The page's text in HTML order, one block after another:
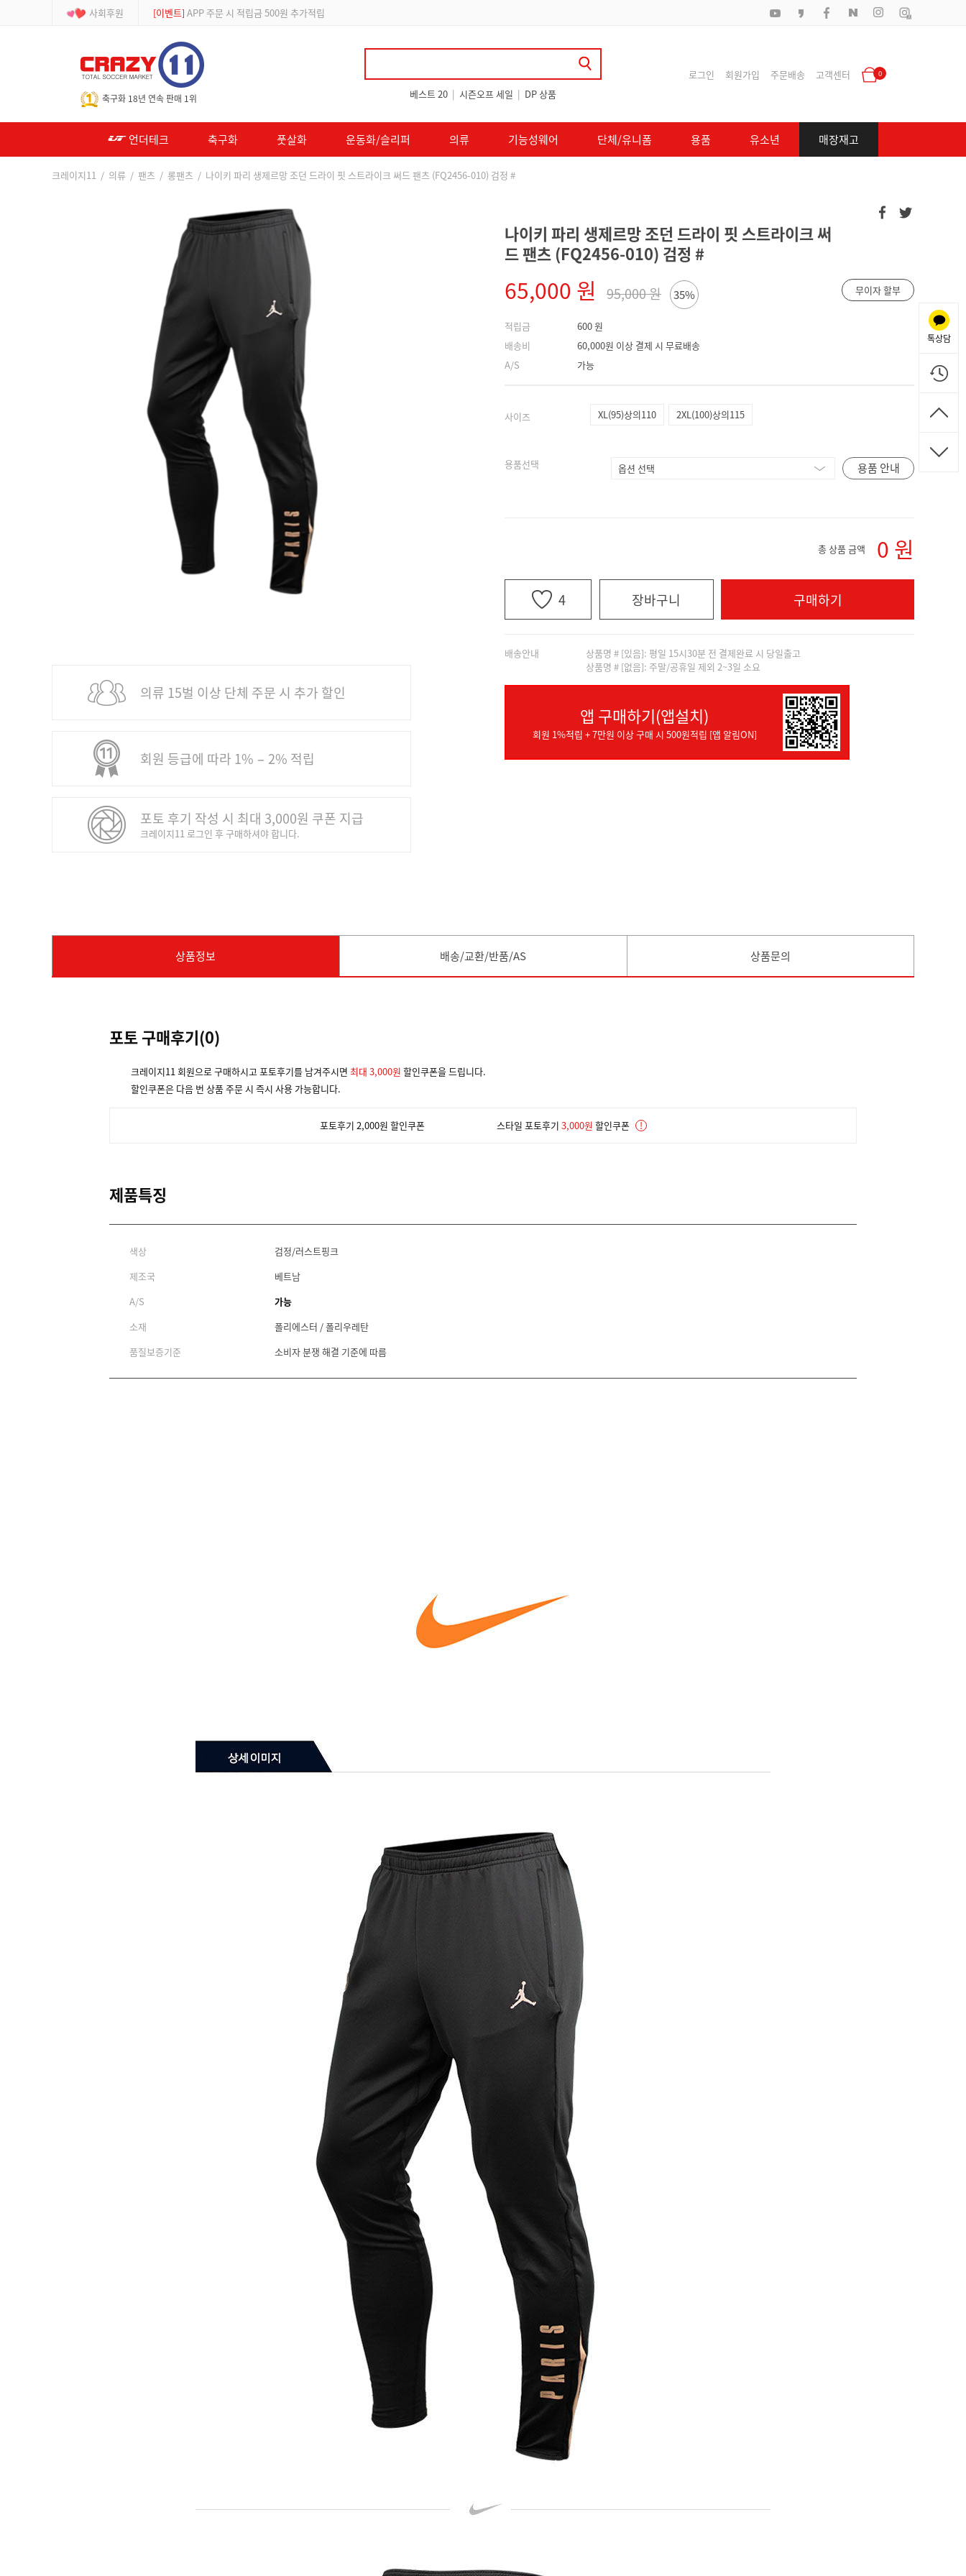
사회후원 [등급제] 회원가입 시 최대 2% 적립 및 할인 쿠폰 지급
축구화 18년 연속 판매 1위 베스트 20 | 시즌오프 세일 | DP 상품
로그인 회원가입 주문배송 고객센터 0
언더테크 축구화 풋살화 운동화/슬리퍼 의류 기능성웨어 단체/유니폼 용품 유소년 매장재고
크레이지11 / 의류 / 팬츠 / 롱팬츠 / 나이키 파리 생제르망 조던 드라이 핏 스트라이크 써드 팬츠 (FQ2456-010) 검정 #
의류 15벌 이상 단체 주문 시 추가 할인
회원 등급에 따라 1% − 2% 적립
포토 후기 작성 시 최대 3,000원 쿠폰 지급
크레이지11 로그인 후 구매하셔야 합니다.
나이키 파리 생제르망 조던 드라이 핏 스트라이크 써
드 팬츠 (FQ2456-010) 검정 #
65,000 원 95,000 원 35% 무이자 할부
적립금
배송비
A/S
600 원
60,000원 이상 결제 시 무료배송
가능
사이즈 XL(95)상의110 2XL(100)상의115
용품선택 용품 안내
총 상품 금액 0 원
4 장바구니 구매하기
배송안내
상품명 # [있음]: 평일 15시30분 전 결제완료 시 당일출고
상품명 # [없음]: 주말/공휴일 제외 2~3일 소요
앱 구매하기(앱설치)
회원 1%적립 + 7만원 이상 구매 시 500원적립 [앱 알림ON]
상품정보 배송/교환/반품/AS 상품문의
포토 구매후기(0)
크레이지11 회원으로 구매하시고 포토후기를 남겨주시면 최대 3,000원 할인쿠폰을 드립니다.
할인쿠폰은 다음 번 상품 주문 시 즉시 사용 가능합니다.
포토후기 2,000원 할인쿠폰 스타일 포토후기 3,000원 할인쿠폰 !
제품특징
색상
검정/러스트핑크
제조국
베트남
A/S
가능
소재
폴리에스터 / 폴리우레탄
품질보증기준
소비자 분쟁 해결 기준에 따름
톡상담